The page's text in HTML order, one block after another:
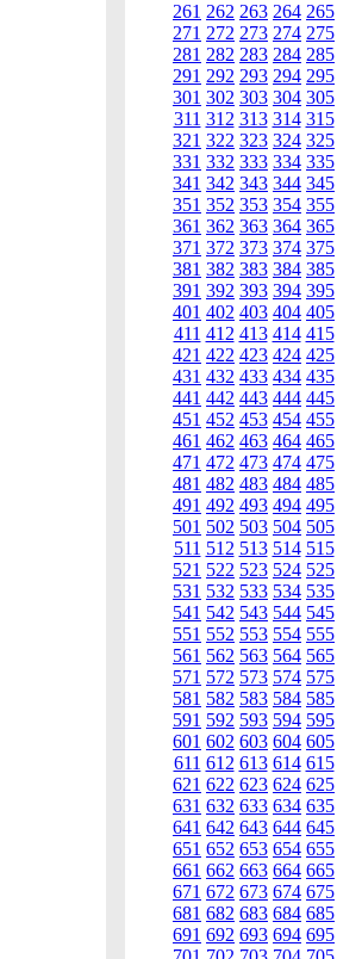
261 262 263 264 265
271 272 273 274 275
281 282 283 284 285
291 292 293 294 295
301 302 303 304 305
311 312 313 314 315
321 322 323 324 325
331 332 333 334 335
341 342 343 344 345
351 352 353 354 355
361 362 363 364 365
371 372 373 374 375
381 382 383 384 385
391 392 393 394 395
401 402 403 404 405
411 412 413 414 415
421 422 423 424 425
431 432 433 434 435
441 442 443 444 445
451 452 453 454 455
461 462 463 464 465
471 472 473 474 475
481 482 483 484 485
491 492 493 494 495
501 502 503 504 505
511 512 513 514 515
521 522 523 524 525
531 532 533 534 535
541 542 543 544 545
551 552 553 554 555
561 562 563 564 565
571 572 573 574 575
581 582 583 584 585
591 592 593 594 595
601 602 603 604 605
611 612 613 614 615
621 622 623 624 625
631 632 633 634 635
641 642 643 644 645
651 652 653 654 655
661 662 663 664 665
671 672 673 674 675
681 682 683 684 685
691 692 693 694 695